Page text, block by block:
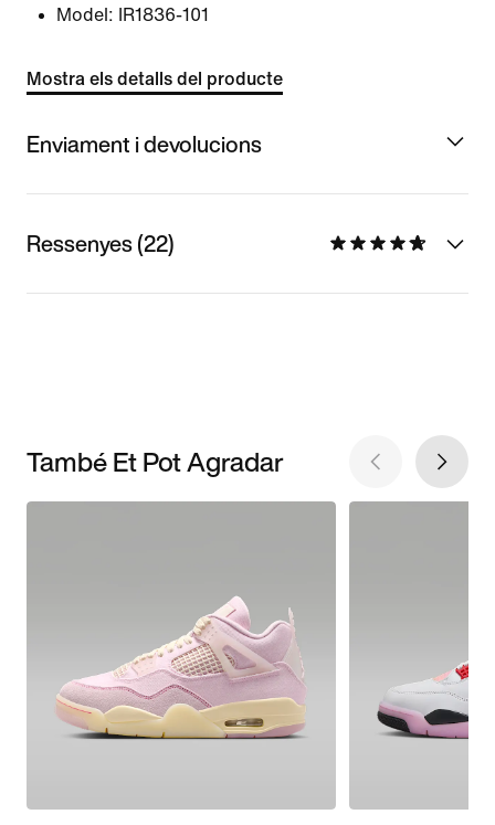
Model:
IR1836-101
Mostra els detalls del producte
Enviament i devolucions
Ressenyes (22)
També Et Pot Agradar